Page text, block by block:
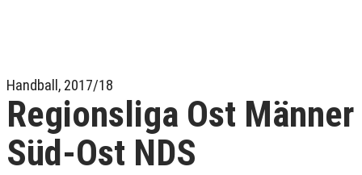
Handball, 2017/18
Regionsliga Ost Männer
Süd-Ost NDS